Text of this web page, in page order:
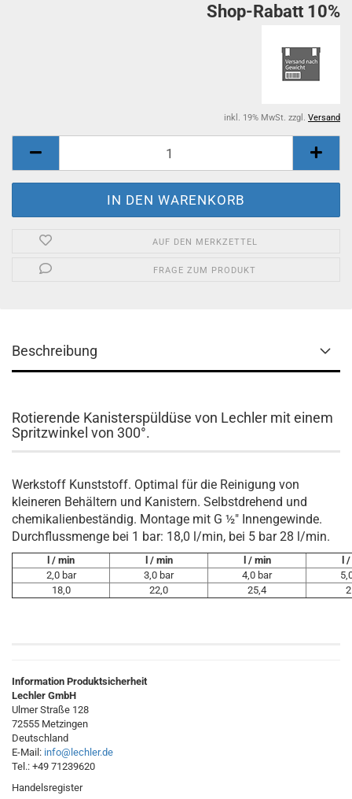
Shop-Rabatt 10%
inkl. 19% MwSt. zzgl. Versand
AUF DEN MERKZETTEL
FRAGE ZUM PRODUKT
Beschreibung
Rotierende Kanisterspüldüse von Lechler mit einem
Spritzwinkel von 300°.
Werkstoff Kunststoff. Optimal für die Reinigung von
kleineren Behältern und Kanistern. Selbstdrehend und
chemikalienbeständig. Montage mit G ½" Innengewinde.
Durchflussmenge bei 1 bar: 18,0 l/min, bei 5 bar 28 l/min.
l / min l / min l / min
l
2,0 bar
3,0 bar 4,0 bar
18,0
22,0 25,4
Information Produktsicherheit
Lechler GmbH
Ulmer Straße 128
72555 Metzingen
Deutschland
E-Mail: info@lechler.de
Tel.: +49 71239620
Handelsregister